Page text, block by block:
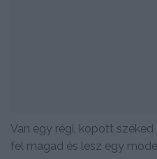
Van egy régi, kopott
fel magad és lesz egy